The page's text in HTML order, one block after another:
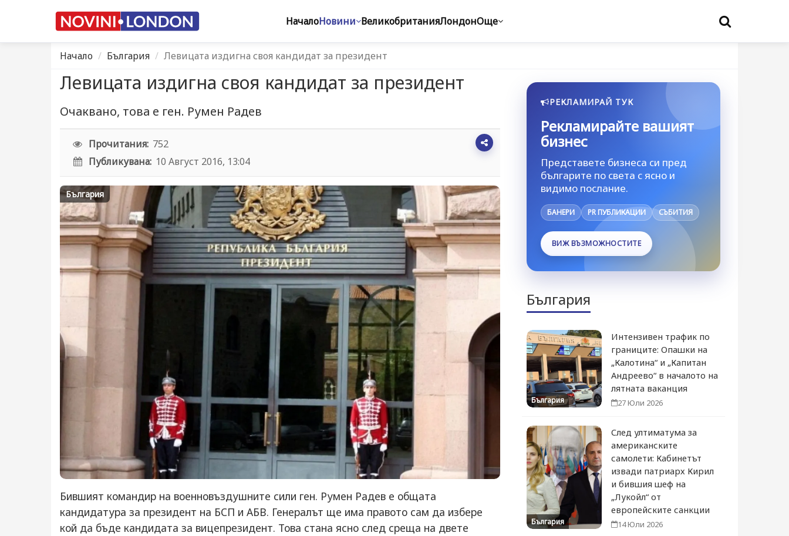
НачалоНовини ВеликобританияЛондонОще
Начало България Левицата издигна своя кандидат за президент
Левицата издигна своя кандидат за президент
Очаквано, това е ген. Румен Радев
Прочитания: 752
Публикувана: 10 Август 2016, 13:04
България
Бившият командир на военновъздушните сили ген. Румен Радев е общата
кандидатура за президент на БСП и АБВ. Генералът ще има правото сам да избере
кой да бъде кандидата за вицепрезидент. Това стана ясно след среща на двете
РЕКЛАМИРАЙ ТУК
Рекламирайте вашият
бизнес
Представете бизнеса си пред
българите по света с ясно и
видимо послание.
БАНЕРИ PR ПУБЛИКАЦИИ СЪБИТИЯ
ВИЖ ВЪЗМОЖНОСТИТЕ
България
България
Интензивен трафик по
границите: Опашки на
„Калотина“ и „Капитан
Андреево“ в началото на
лятната ваканция
27 Юли 2026
България
След ултиматума за
американските
самолети: Кабинетът
извади патриарх Кирил
и бившия шеф на
„Лукойл“ от
европейските санкции
14 Юли 2026